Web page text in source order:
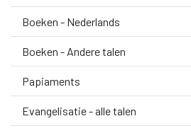
Boeken - Nederlands
Boeken - Andere talen
Papiaments
Evangelisatie - alle talen